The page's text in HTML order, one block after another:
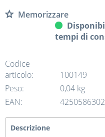
Memorizzare
tempi di
Codice
articolo:
100149
Peso:
0,04 kg
EAN:
Descrizione